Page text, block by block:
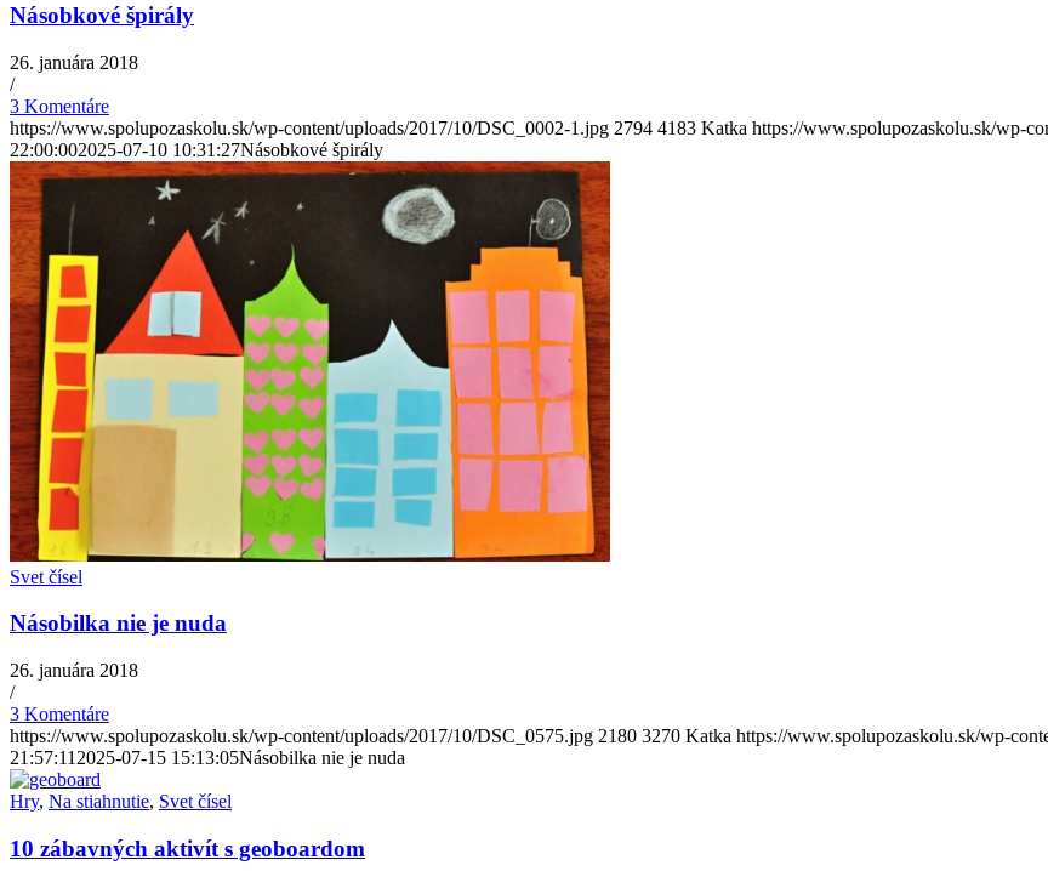
Násobkové špirály
26. januára 2018
/
3 Komentáre
https://www.spolupozaskolu.sk/wp-content/uploads/2017/10/DSC_0002-1.jpg 2794 4183 Katka https://www.spolupozaskolu.sk/wp-
22:00:002025-07-10 10:31:27Násobkové špirály
Svet čísel
Násobilka nie je nuda
26. januára 2018
/
3 Komentáre
https://www.spolupozaskolu.sk/wp-content/uploads/2017/10/DSC_0575.jpg 2180 3270 Katka https://www.spolupozaskolu.sk/wp-
21:57:11 2025-07-15 15:13:05Násobilka nie je nuda
Hry, Na stiahnutie, Svet čísel
10 zábavných aktivít s geoboardom